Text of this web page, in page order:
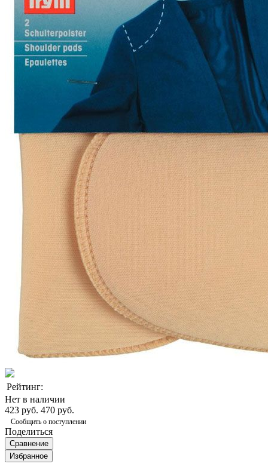
Рейтинг:
Нет в наличии
423 руб. 470 руб.
Сообщить о поступлении
Поделиться
Сравнение
Избранное